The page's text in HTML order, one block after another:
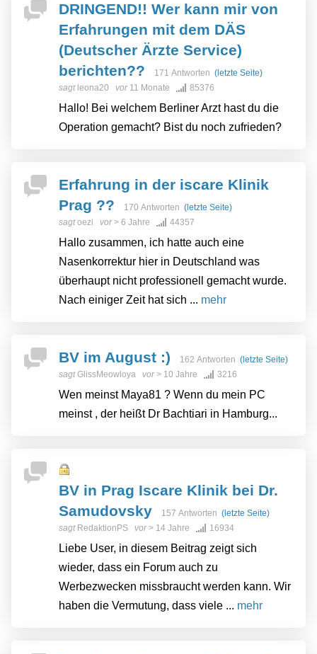
DRINGEND!! Wer kann mir von
Erfahrungen mit dem DÄS
(Deutscher Ärzte Service)
berichten??
171 Antworten (letzte Seite)
sagt leona20 vor11 Monate 85376
Hallo! Bei welchem ​​Berliner Arzt hast du die
Operation gemacht? Bist du noch zufrieden?
Erfahrung in der iscare Klinik
Prag ??
170 Antworten (letzte Seite)
sagtoezi vor> 6 Jahre 44357
Hallo zusammen, ich hatte auch eine
Nasenkorrektur hier in Deutschland was
überhaupt nicht professionell gemacht wurde.
Nach einiger Zeit hat sich ... mehr
BV im August :) 162 Antworten (letzte Seite)
sagtGlissMeowloya vor> 10 Jahre 3216
Wen meinst Maya81 ? Wenn du mein PC
meinst , der heißt Dr Bachtiari in Hamburg...
BV in Prag Iscare Klinik bei Dr.
Samudovsky
157 Antworten (letzte Seite)
sagt RedaktionPS vor> 14 Jahre 16934
Liebe User, in diesem Beitrag zeigt sich
wieder, dass ein Forum auch zu
Werbezwecken missbraucht werden kann. Wir
haben die Vermutung, dass viele ... mehr